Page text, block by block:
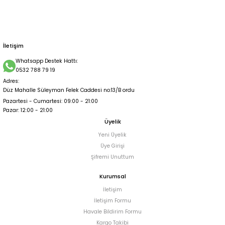
İletişim
Whatsapp Destek Hattı:
0532 788 79 19
Adres:
Düz Mahalle Süleyman Felek Caddesi no:13/B ordu
Pazartesi - Cumartesi: 09:00 - 21:00
Pazar: 12:00 - 21:00
Üyelik
Yeni Üyelik
Üye Girişi
Şifremi Unuttum
Kurumsal
İletişim
İletişim Formu
Havale Bildirim Formu
Kargo Takibi